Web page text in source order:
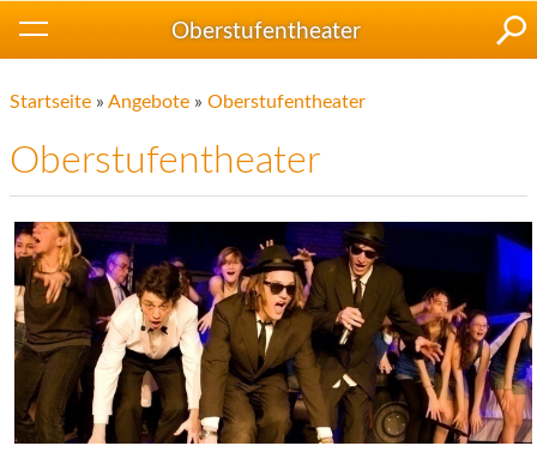
Oberstufentheater
Startseite » Angebote » Oberstufentheater
Oberstufentheater